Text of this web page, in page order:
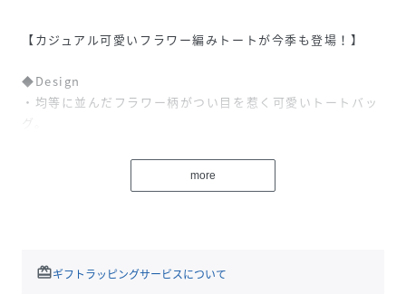
【カジュアル可愛いフラワー編みトートが今季も登場！】
◆Design
・均等に並んだフラワー柄がつい目を惹く可愛いトートバッ
グ。
るので、デイリーにもぴったり◎
・綿100％生地で春夏でも扱いやすく、どんなコーデにも取
more
redeemギフトラッピングサービスについて